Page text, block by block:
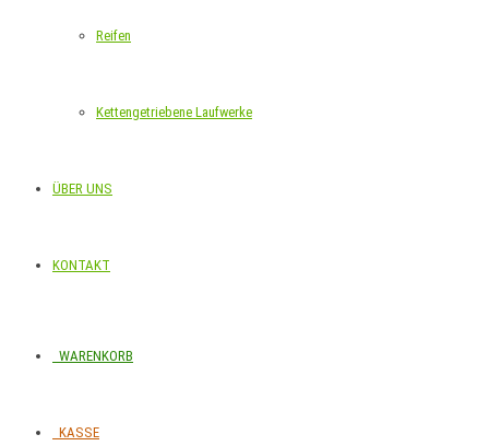
Reifen
Kettengetriebene Laufwerke
ÜBER UNS
KONTAKT
WARENKORB
KASSE